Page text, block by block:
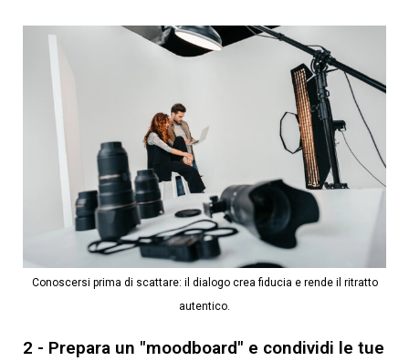
Conoscersi prima di scattare: il dialogo crea fiducia e rende il ritratto
autentico.
2 - Prepara un "moodboard" e condividi le tue